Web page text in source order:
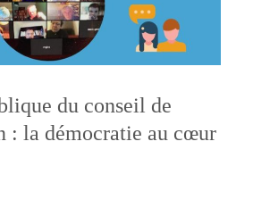
du conseil de
: la démocratie au cœur